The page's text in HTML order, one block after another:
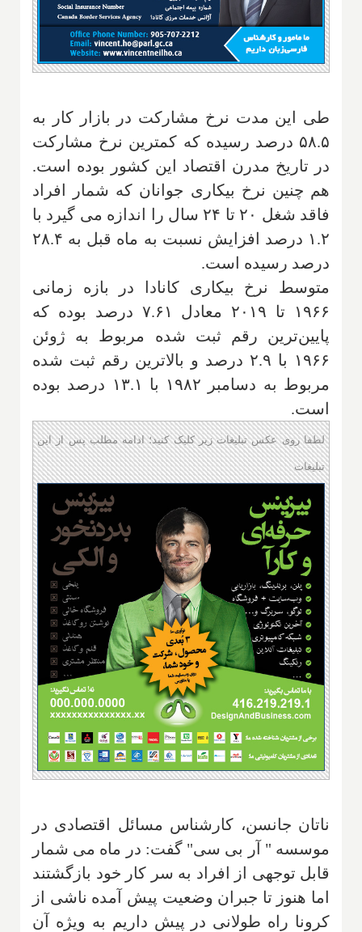
طی این مدت نرخ مشارکت در بازار کار به
۵۸.۵ درصد رسیده که کمترین نرخ مشارکت
در تاریخ مدرن اقتصاد این کشور بوده است.
هم چنین نرخ بیکاری جوانان که شمار افراد
فاقد شغل ۲۰ تا ۲۴ سال را اندازه می گیرد با
۱.۲ درصد افزایش نسبت به ماه قبل به ۲۸.۴
درصد رسیده است.
متوسط نرخ بیکاری کانادا در بازه زمانی
۱۹۶۶ تا ۲۰۱۹ معادل ۷.۶۱ درصد بوده که
پایین‌ترین رقم ثبت شده مربوط به ژوئن
۱۹۶۶ با ۲.۹ درصد و بالاترین رقم ثبت شده
مربوط به دسامبر ۱۹۸۲ با ۱۳.۱ درصد بوده
است.
لطفا روی عکس تبلیغات زیر کلیک کنید؛ ادامه مطلب پس از این
تبلیغات
ناتان جانسن، کارشناس مسائل اقتصادی در
موسسه " آر بی سی" گفت: در ماه می شمار
قابل توجهی از افراد به سر کار خود بازگشتند
اما هنوز تا جبران وضعیت پیش آمده ناشی از
کرونا راه طولانی در پیش داریم به ویژه آن